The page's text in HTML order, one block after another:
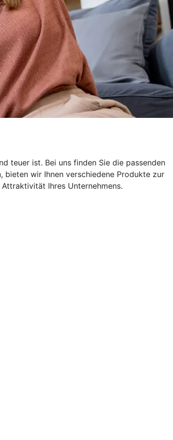
teuer ist. Bei uns finden Sie die passenden
bieten wir Ihnen verschiedene Produkte zur
Ihres Unternehmens.